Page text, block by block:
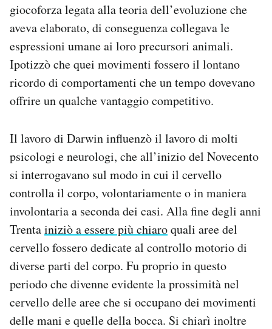
giocoforza legata alla teoria dell’evoluzione che
aveva elaborato, di conseguenza collegava le
espressioni umane ai loro precursori animali.
Ipotizzò che quei movimenti fossero il lontano
ricordo di comportamenti che un tempo dovevano
offrire un qualche vantaggio competitivo.
Il lavoro di Darwin influenzò il lavoro di molti
psicologi e neurologi, che all’inizio del Novecento
si interrogavano sul modo in cui il cervello
controlla il corpo, volontariamente o in maniera
involontaria a seconda dei casi. Alla fine degli anni
Trentainiziò a essere più chiaroquali aree del
cervello fossero dedicate al controllo motorio di
diverse parti del corpo. Fu proprio in questo
periodo che divenne evidente la prossimità nel
cervello delle aree che si occupano dei movimenti
delle mani e quelle della bocca. Si chiarì inoltre